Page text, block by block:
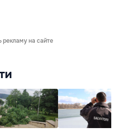
рекламу на сайте